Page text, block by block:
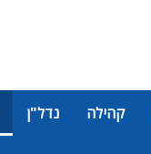
קהילה נדל"ן